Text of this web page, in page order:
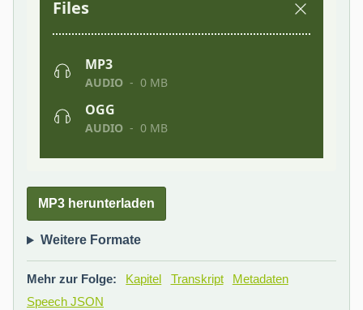
MP3 herunterladen
Weitere Formate
Mehr zur Folge: Kapitel Transkript
Metadaten
Speech JSON